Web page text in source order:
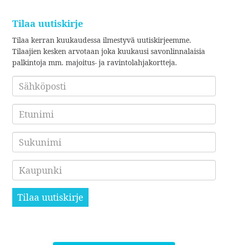
Tilaa uutiskirje
Tilaa kerran kuukaudessa ilmestyvä uutiskirjeemme.
Tilaajien kesken arvotaan joka kuukausi savonlinnalaisia
palkintoja mm. majoitus- ja ravintolahjakortteja.
Sähköposti
Etunimi
Sukunimi
Kaupunki
Tilaa uutiskirje